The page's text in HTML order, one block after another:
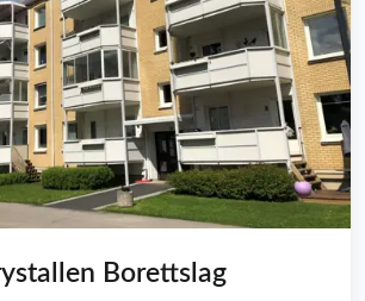
Borettslag